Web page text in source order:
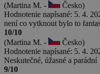
(Martina M. -
Česko)
Hodnotenie napísané: 5. 4.
není co vytknout bylo to
10/10
(Martina M. -
Česko)
Hodnotenie napísané: 5. 4.
Neskutečné, úžasné a parádní
9/10